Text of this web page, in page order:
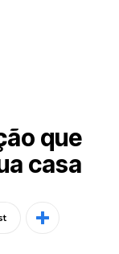
que
casa